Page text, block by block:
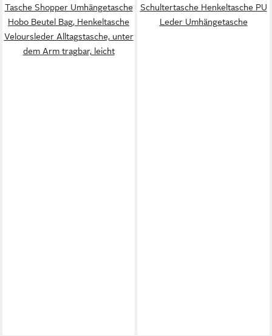
Tasche Shopper Umhängetasche
Hobo Beutel Bag, Henkeltasche
Veloursleder Alltagstasche, unter
dem Arm tragbar, leicht
Schultertasche Henkeltasche PU
Leder Umhängetasche